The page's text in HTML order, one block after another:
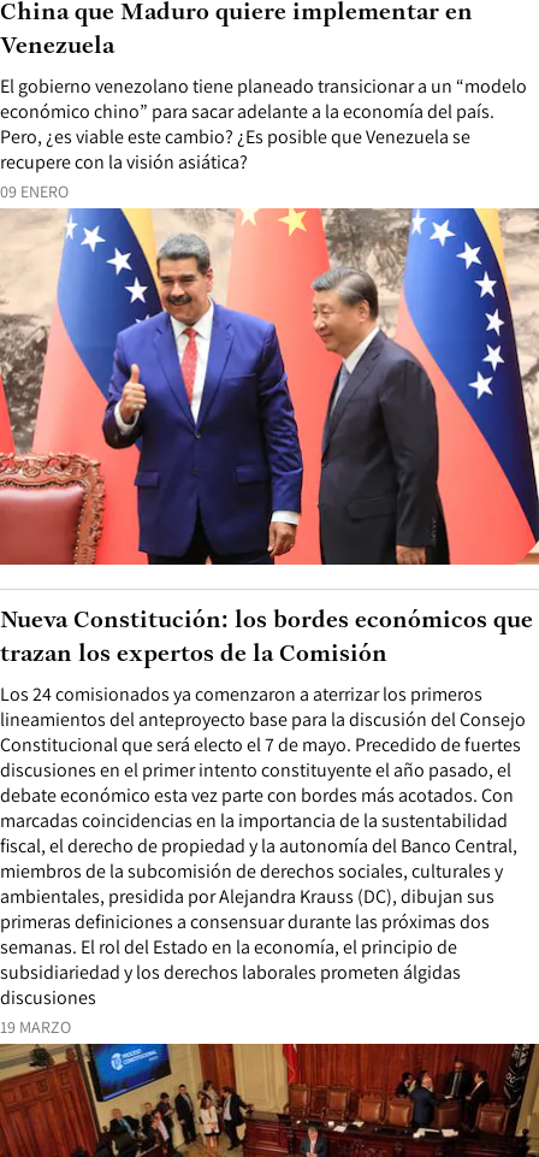
09 ENERO
El gobierno venezolano tiene planeado transicionar a un “modelo
económico chino” para sacar adelante a la economía del país.
Pero, ¿es viable este cambio? ¿Es posible que Venezuela se
recupere con la visión asiática?
China que Maduro quiere implementar en
Venezuela
19 MARZO
Los 24 comisionados ya comenzaron a aterrizar los primeros
lineamientos del anteproyecto base para la discusión del Consejo
Constitucional que será electo el 7 de mayo. Precedido de fuertes
discusiones en el primer intento constituyente el año pasado, el
debate económico esta vez parte con bordes más acotados. Con
marcadas coincidencias en la importancia de la sustentabilidad
fiscal, el derecho de propiedad y la autonomía del Banco Central,
miembros de la subcomisión de derechos sociales, culturales y
ambientales, presidida por Alejandra Krauss (DC), dibujan sus
primeras definiciones a consensuar durante las próximas dos
semanas. El rol del Estado en la economía, el principio de
subsidiariedad y los derechos laborales prometen álgidas
discusiones
Nueva Constitución: los bordes económicos que
trazan los expertos de la Comisión